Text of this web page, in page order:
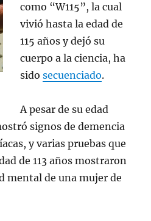
como “W115”, la cual
vivió hasta la edad de
115 años y dejó su
cuerpo a la ciencia, ha
sidosecuenciado.
A pesar de su edad
signos de demencia
y varias pruebas que
de 113 años mostraron
mental de una mujer de